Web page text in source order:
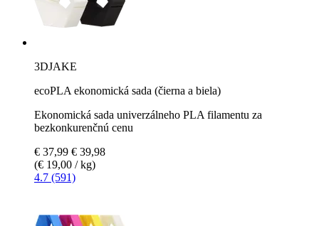
3DJAKE
ecoPLA ekonomická sada (čierna a biela)
Ekonomická sada univerzálneho PLA filamentu za
bezkonkurenčnú cenu
€ 37,99 € 39,98
(€ 19,00 / kg)
4.7 (591)